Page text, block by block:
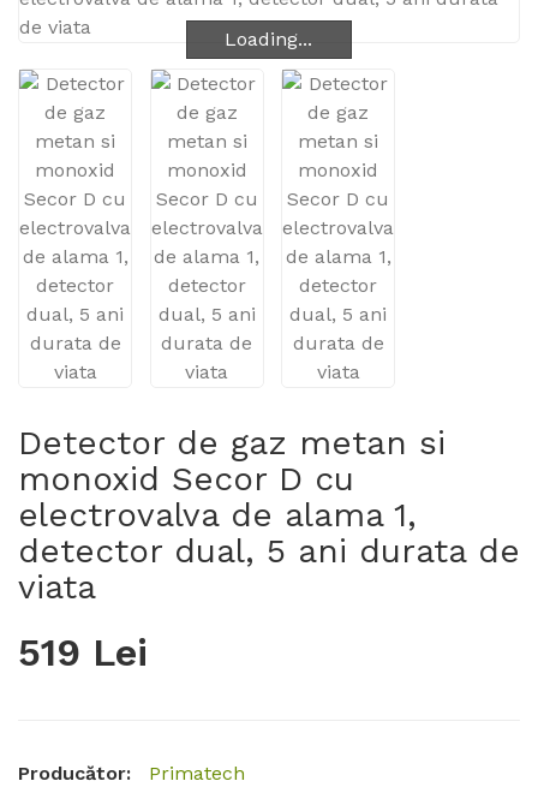
Loading...
Loading...
Detector de gaz metan si
monoxid Secor D cu
electrovalva de alama 1,
detector dual, 5 ani durata de
viata
519 Lei
Producător:
Primatech